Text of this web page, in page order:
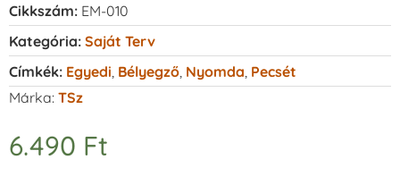
Cikkszám: EM-010
Kategória: Saját Terv
Címkék: Egyedi Bélyegző Nyomda Pecsét
Márka: TSz
6.490 Ft